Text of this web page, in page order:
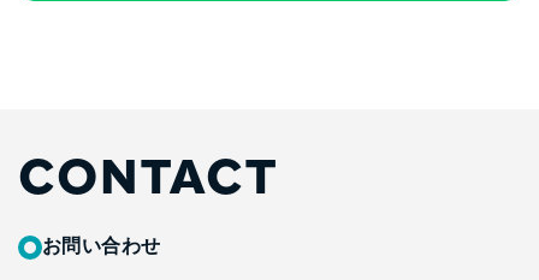
CONTACT
お問い合わせ